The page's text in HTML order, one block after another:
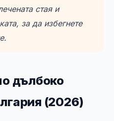
стая и
за да избегнете
дълбоко
(2026)